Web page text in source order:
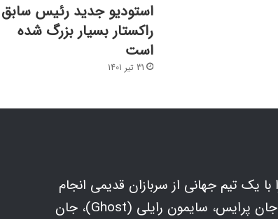
استودیو جدید رئیس سابق
راکستار بسیار بزرگ‌ شده
است
31 تیر 1401
خود را با یک تیم جهانی از سربازان قدیمی انجام
می‌دهد. این اپراتورها شامل کاپیتان جان پرایس، سایمون رایلی (Ghost)، جان